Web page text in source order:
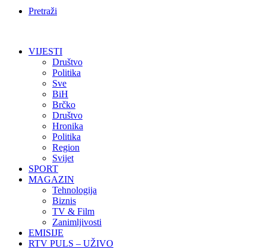
Pretraži
VIJESTI
Društvo
Politika
Sve
BiH
Brčko
Društvo
Hronika
Politika
Region
Svijet
SPORT
MAGAZIN
Tehnologija
Biznis
TV & Film
Zanimljivosti
EMISIJE
RTV PULS – UŽIVO